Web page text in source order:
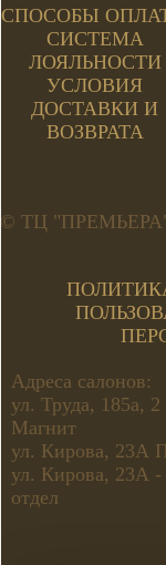
СПОСОБЫ
СИСТЕМА
ЛОЯЛЬНОСТИ
УСЛОВИЯ
ДОСТАВКИ И
ВОЗВРАТА
© ТЦ "ПРЕМЬЕРА"
Адреса салонов:
ул. Труда, 185а,
Магнит
ул. Кирова, 23А
ул. Кирова, 23А
отдел